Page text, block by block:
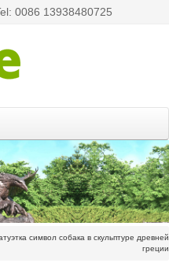
0086 13938480725
символ собака в скульптуре древней
греции